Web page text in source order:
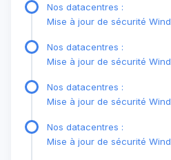
Nos datacentres :
Mise à jour de sécurité
Nos datacentres :
Mise à jour de sécurité
Nos datacentres :
Mise à jour de sécurité
Nos datacentres :
Mise à jour de sécurité